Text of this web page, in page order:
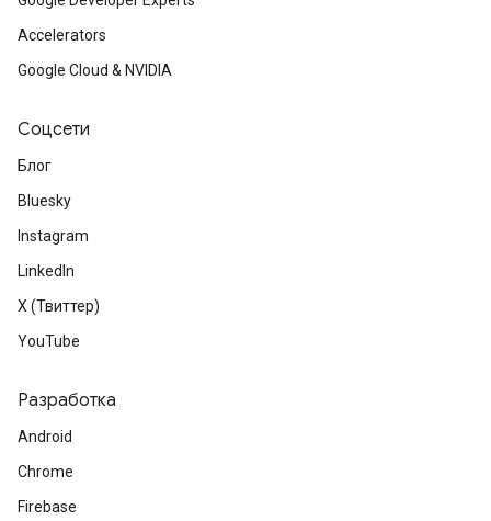
Accelerators
Google Cloud & NVIDIA
Соцсети
Блог
Bluesky
Instagram
LinkedIn
X (Твиттер)
YouTube
Разработка
Android
Chrome
Firebase